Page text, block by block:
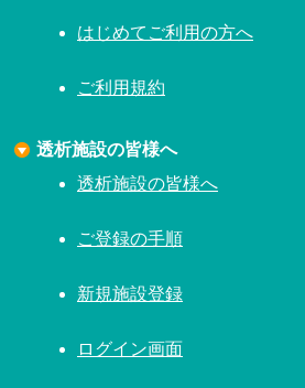
はじめてご利用の方へ
ご利用規約
透析施設の皆様へ
透析施設の皆様へ
ご登録の手順
新規施設登録
ログイン画面